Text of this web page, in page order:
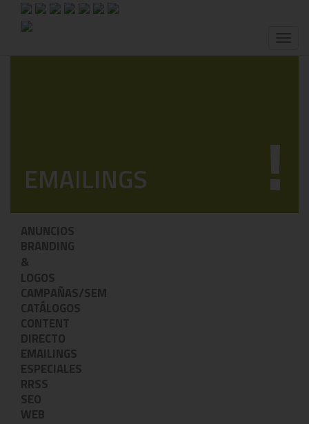
Toggle
!
EMAILINGS
ANUNCIOS
BRANDING
&
LOGOS
CAMPAÑAS/SEM
CATÁLOGOS
CONTENT
DIRECTO
EMAILINGS
ESPECIALES
RRSS
SEO
WEB